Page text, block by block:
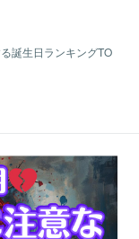
誕生日ランキングTO